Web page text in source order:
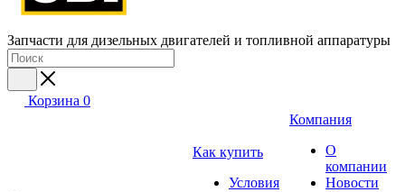
Запчасти для дизельных двигателей и топливной аппаратуры
Корзина 0
Как купить
Условия
Компания
О
компании
Новости